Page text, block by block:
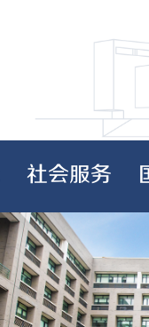
社会服务